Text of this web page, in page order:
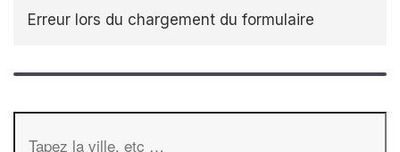
Erreur lors du chargement du formulaire